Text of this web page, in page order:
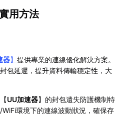
用方法
器】 提供專業的連線優化解決方案。
包延遲，提升資料傳輸穩定性，大
UU加速器】的封包遺失防護機制特
環境下的連線波動狀況，確保存